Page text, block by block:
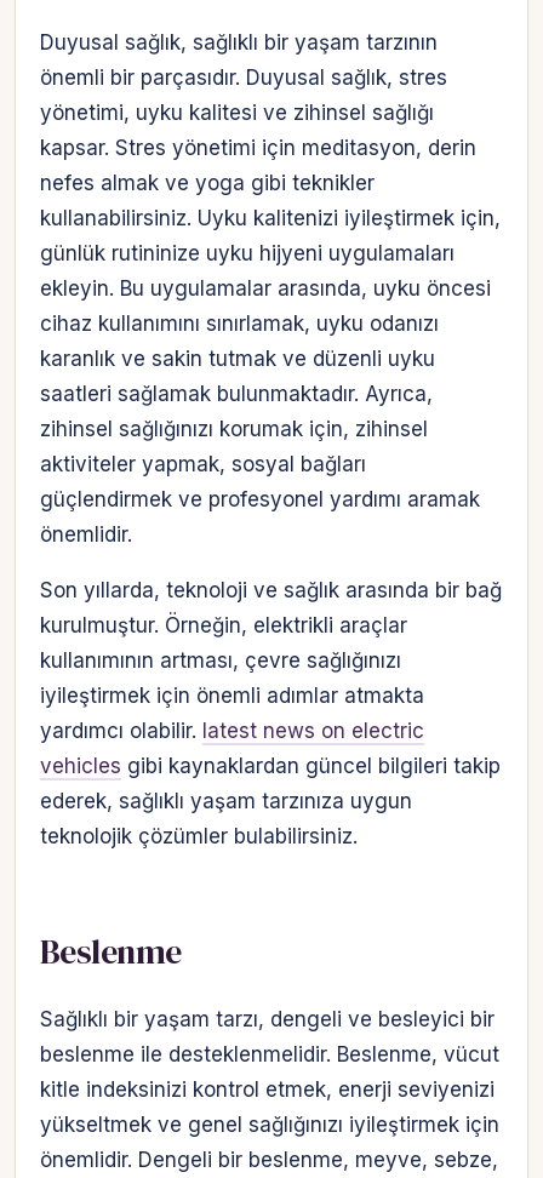
Duyusal sağlık, sağlıklı bir yaşam tarzının
önemli bir parçasıdır. Duyusal sağlık, stres
yönetimi, uyku kalitesi ve zihinsel sağlığı
kapsar. Stres yönetimi için meditasyon, derin
nefes almak ve yoga gibi teknikler
kullanabilirsiniz. Uyku kalitenizi iyileştirmek için,
günlük rutininize uyku hijyeni uygulamaları
ekleyin. Bu uygulamalar arasında, uyku öncesi
cihaz kullanımını sınırlamak, uyku odanızı
karanlık ve sakin tutmak ve düzenli uyku
saatleri sağlamak bulunmaktadır. Ayrıca,
zihinsel sağlığınızı korumak için, zihinsel
aktiviteler yapmak, sosyal bağları
güçlendirmek ve profesyonel yardımı aramak
önemlidir.
Son yıllarda, teknoloji ve sağlık arasında bir bağ
kurulmuştur. Örneğin, elektrikli araçlar
kullanımının artması, çevre sağlığınızı
iyileştirmek için önemli adımlar atmakta
yardımcı olabilir. latest news on electric
vehicles gibi kaynaklardan güncel bilgileri takip
ederek, sağlıklı yaşam tarzınıza uygun
teknolojik çözümler bulabilirsiniz.
Beslenme
Sağlıklı bir yaşam tarzı, dengeli ve besleyici bir
beslenme ile desteklenmelidir. Beslenme, vücut
kitle indeksinizi kontrol etmek, enerji seviyenizi
yükseltmek ve genel sağlığınızı iyileştirmek için
önemlidir. Dengeli bir beslenme, meyve, sebze,